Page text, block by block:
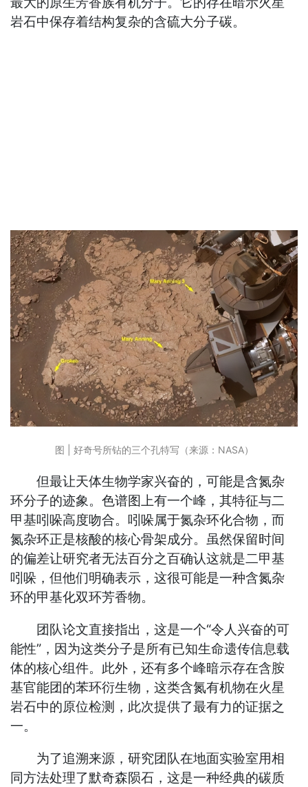
岩石中保存着结构复杂的含硫大分子碳。
图 | 好奇号所钻的三个孔特写（来源：NASA）
但最让天体生物学家兴奋的，可能是含氮杂
环分子的迹象。色谱图上有一个峰，其特征与二
甲基吲哚高度吻合。吲哚属于氮杂环化合物，而
氮杂环正是核酸的核心骨架成分。虽然保留时间
的偏差让研究者无法百分之百确认这就是二甲基
吲哚，但他们明确表示，这很可能是一种含氮杂
环的甲基化双环芳香物。
团队论文直接指出，这是一个“令人兴奋的可
能性”，因为这类分子是所有已知生命遗传信息载
体的核心组件。此外，还有多个峰暗示存在含胺
基官能团的苯环衍生物，这类含氮有机物在火星
岩石中的原位检测，此次提供了最有力的证据之
一。
为了追溯来源，研究团队在地面实验室用相
同方法处理了默奇森陨石，这是一种经典的碳质